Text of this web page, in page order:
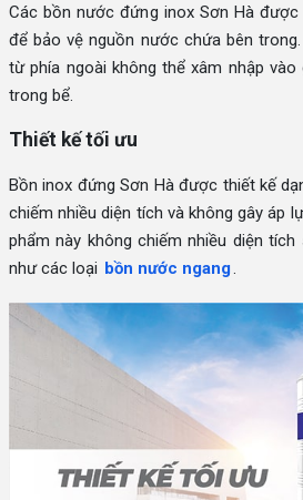
Các bồn nước đứng inox Sơn Hà
để bảo vệ nguồn nước chứa bên
từ phía ngoài không thể xâm nhập
trong bể.
Thiết kế tối ưu
Bồn inox đứng Sơn Hà được thiết kế
chiếm nhiều diện tích và không gây áp
phẩm này không chiếm nhiều diện
như các loại bồn nước ngang.